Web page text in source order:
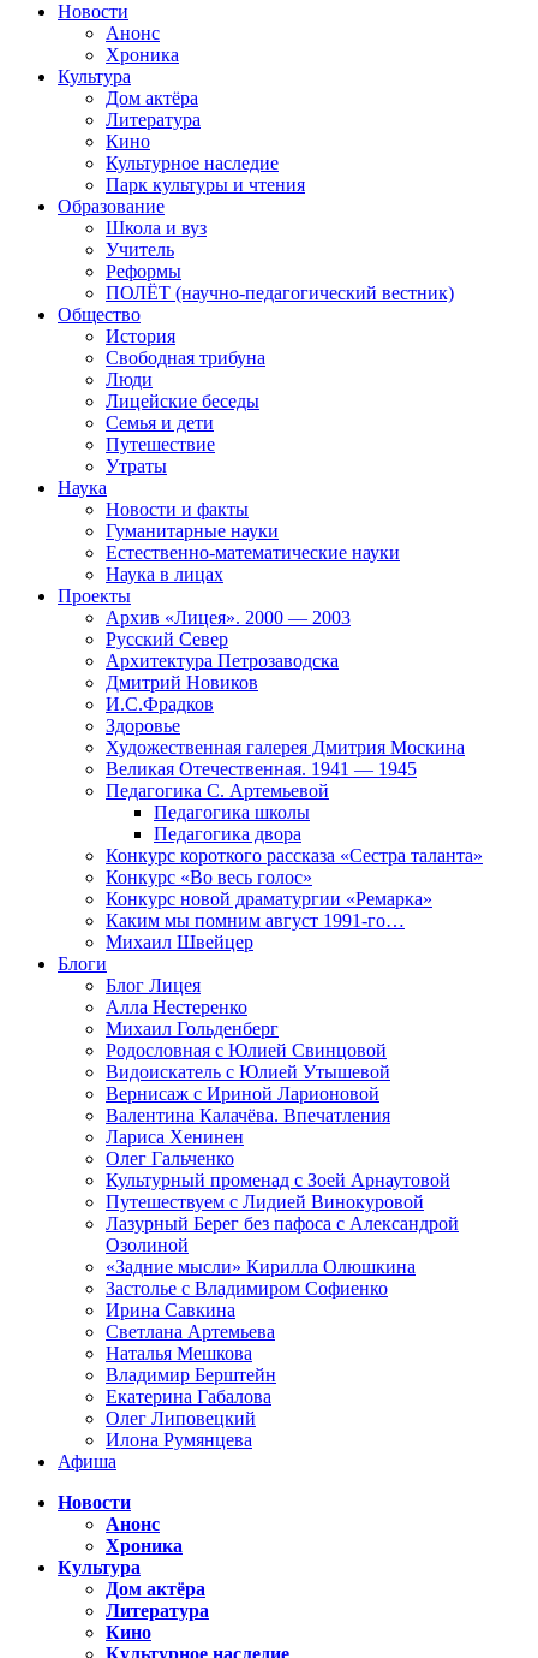
Новости
Анонс
Хроника
Культура
Дом актёра
Литература
Кино
Культурное наследие
Парк культуры и чтения
Образование
Школа и вуз
Учитель
Реформы
ПОЛЁТ (научно-педагогический вестник)
Общество
История
Свободная трибуна
Люди
Лицейские беседы
Семья и дети
Путешествие
Утраты
Наука
Новости и факты
Гуманитарные науки
Естественно-математические науки
Наука в лицах
Проекты
Архив «Лицея». 2000 — 2003
Русский Север
Архитектура Петрозаводска
Дмитрий Новиков
И.С.Фрадков
Здоровье
Художественная галерея Дмитрия Москина
Великая Отечественная. 1941 — 1945
Педагогика С. Артемьевой
Педагогика школы
Педагогика двора
Конкурс короткого рассказа «Сестра таланта»
Конкурс «Во весь голос»
Конкурс новой драматургии «Ремарка»
Каким мы помним август 1991-го…
Михаил Швейцер
Блоги
Блог Лицея
Алла Нестеренко
Михаил Гольденберг
Родословная с Юлией Свинцовой
Видоискатель с Юлией Утышевой
Вернисаж с Ириной Ларионовой
Валентина Калачёва. Впечатления
Лариса Хенинен
Олег Гальченко
Культурный променад с Зоей Арнаутовой
Путешествуем с Лидией Винокуровой
Лазурный Берег без пафоса с Александрой
Озолиной
«Задние мысли» Кирилла Олюшкина
Застолье с Владимиром Софиенко
Ирина Савкина
Светлана Артемьева
Наталья Мешкова
Владимир Берштейн
Екатерина Габалова
Олег Липовецкий
Илона Румянцева
Афиша
Новости
Анонс
Хроника
Культура
Дом актёра
Литература
Кино